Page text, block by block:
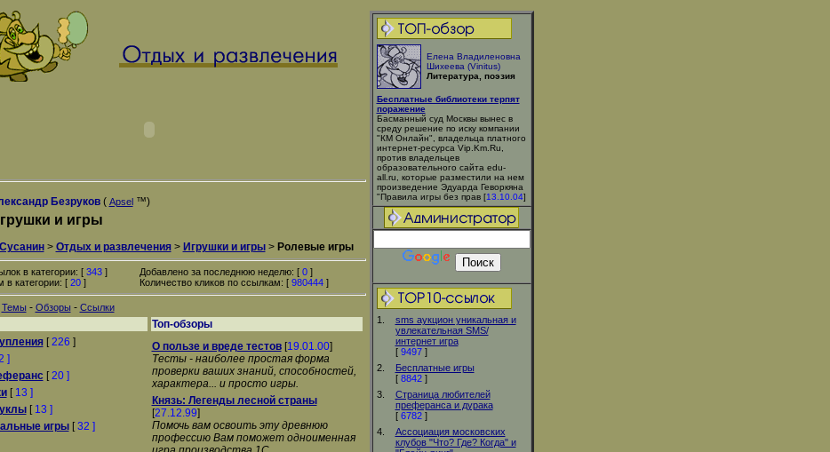
Елена Владиленовна
Шихеева (Vinitus)
Литература, поэзия
Бесплатные библиотеки терпят
поражение
Басманный суд Москвы вынес в
среду решение по иску компании
"КМ Онлайн", владельца платного
интернет-ресурса Vip.Km.Ru,
против владельцев
образовательного сайта edu-
all.ru, которые разместили на нем
произведение Эдуарда Геворкяна
"Правила игры без прав [13.10.04]
1.
sms аукцион уникальная и
увлекательная SMS/
интернет игра
[ 9497]
2.
Бесплатные игры
[ 8842]
3.
Страница любителей
преферанса и дурака
[ 6782]
4.
Ассоциация московских
клубов "Что? Где? Когда" и
Безруков( Apsel™)
и игры
Сусанин> Отдых и развлечения> Игрушки и игры> Ролевые игры
в категории: [ 343]
в категории: [ 20]
Добавлено за последнюю неделю: [ 0]
Количество кликов по ссылкам: [ 980444]
Темы - Обзоры - Ссылки
Топ-обзоры
[226 ]
]
[20 ]
[ 13 ]
[ 13 ]
игры[32 ]
О пользе и вреде тестов[19.01.00]
Тесты - наиболее простая форма
проверки ваших знаний, способностей,
характера... и просто игры.
Князь: Легенды лесной страны
[27.12.99]
Помочь вам освоить эту древнюю
профессию Вам поможет одноименная